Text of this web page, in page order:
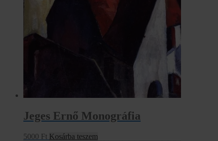
Jeges Ernő Monográfia
5000 Ft Kosárba teszem